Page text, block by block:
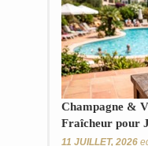
Champagne &
Fraîcheur pour
11 JUILLET, 2026